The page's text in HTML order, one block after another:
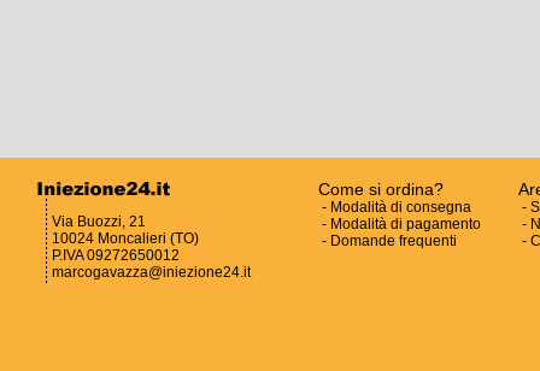
Via Buozzi, 21
10024 Moncalieri (TO)
P.IVA 09272650012
marcogavazza@iniezione24.it
Come si ordina?
- Modalità di consegna
- Modalità di pagamento
- Domande frequenti
-
-
-